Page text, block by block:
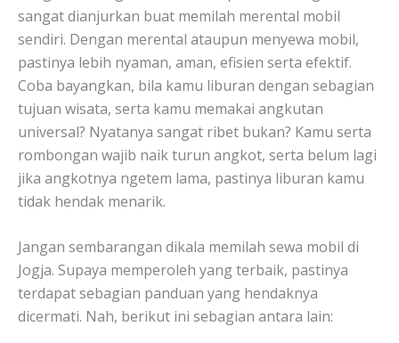
sangat dianjurkan buat memilah merental mobil
sendiri. Dengan merental ataupun menyewa mobil,
pastinya lebih nyaman, aman, efisien serta efektif.
Coba bayangkan, bila kamu liburan dengan sebagian
tujuan wisata, serta kamu memakai angkutan
universal? Nyatanya sangat ribet bukan? Kamu serta
rombongan wajib naik turun angkot, serta belum lagi
jika angkotnya ngetem lama, pastinya liburan kamu
tidak hendak menarik.
Jangan sembarangan dikala memilah sewa mobil di
Jogja. Supaya memperoleh yang terbaik, pastinya
terdapat sebagian panduan yang hendaknya
dicermati. Nah, berikut ini sebagian antara lain: